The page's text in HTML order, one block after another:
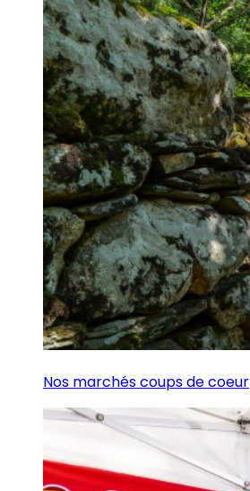
Nos marchés coups de coeur